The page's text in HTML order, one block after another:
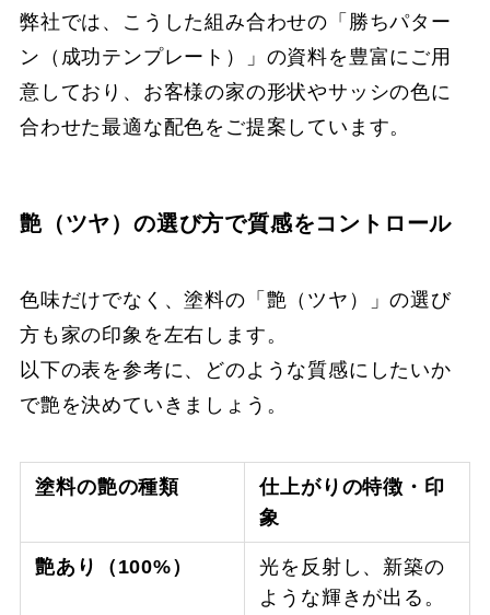
弊社では、こうした組み合わせの「勝ちパター
ン（成功テンプレート）」の資料を豊富にご用
意しており、お客様の家の形状やサッシの色に
合わせた最適な配色をご提案しています。
艶（ツヤ）の選び方で質感をコントロール
色味だけでなく、塗料の「艶（ツヤ）」の選び
方も家の印象を左右します。
以下の表を参考に、どのような質感にしたいか
で艶を決めていきましょう。
塗料の艶の種類
仕上がりの特徴・印
象
艶あり（100%）
光を反射し、新築の
ような輝きが出る。